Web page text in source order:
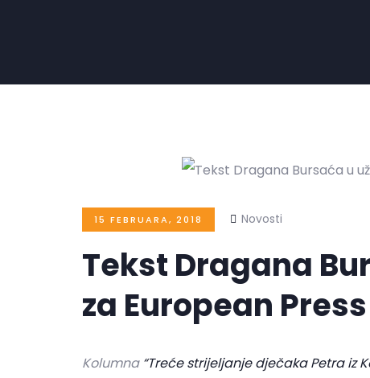
15 FEBRUARA, 2018 Novosti
Tekst Dragana
za European
Kolumna “Treće strijeljanje dječaka Petra iz